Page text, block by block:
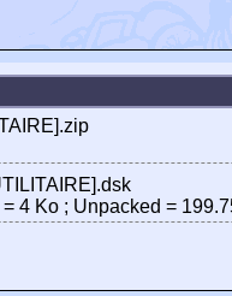
4 Ko ; Unpacked =